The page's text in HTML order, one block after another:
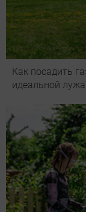
Как посадить
идеальной